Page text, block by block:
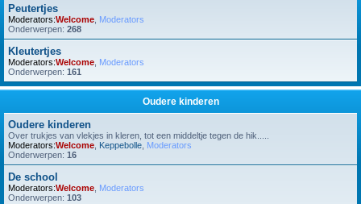
Peutertjes
Moderators:Welcome Moderators
Onderwerpen: 268
Kleutertjes
Moderators:Welcome Moderators
Onderwerpen: 161
Oudere kinderen
Oudere kinderen
Over trukjes van vlekjes in kleren, tot een middeltje tegen de hik.....
Moderators:Welcome Keppebolle Moderators
Onderwerpen: 16
De school
Moderators:Welcome Moderators
Onderwerpen: 103